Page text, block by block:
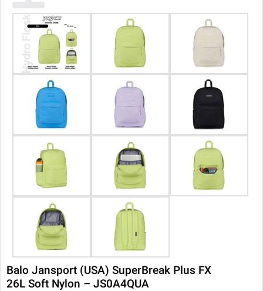
Balo Jansport (USA) SuperBreak Plus FX
26L Soft Nylon – JS0A4QUA